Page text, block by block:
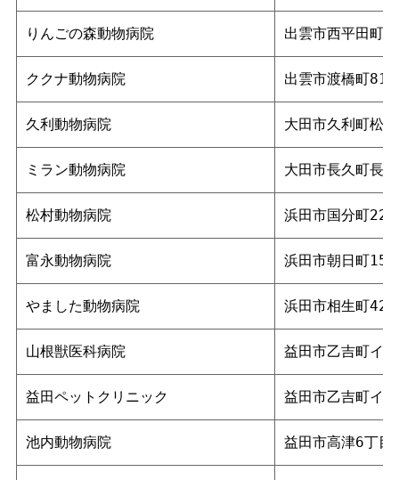
りんごの森動物病院 出雲市西平田町
ククナ動物病院 出雲市渡橋町
久利動物病院 大田市久利町松
ミラン動物病院 大田市長久町長
松村動物病院 浜田市国分町
富永動物病院 浜田市朝日町
やました動物病院 浜田市相生町
山根獣医科病院 益田市乙吉町イ
益田ペットクリニック 益田市乙吉町イ
池内動物病院 益田市高津6丁